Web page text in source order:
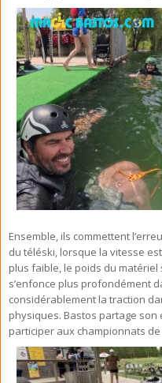
Ensemble, ils commettent
du téléski, lorsque la vitesse
plus faible, le poids du
s’enfonce plus profondément
considérablement la traction
physiques. Bastos partage
participer aux championnats de